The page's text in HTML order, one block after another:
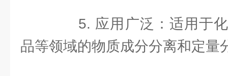
5. 应用广泛：适用于化
品等领域的物质成分分离和定量